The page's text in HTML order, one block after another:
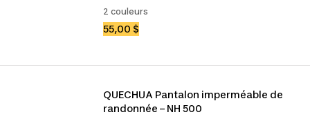
2 couleurs
55,00 $
QUECHUA Pantalon imperméable de
randonnée – NH 500